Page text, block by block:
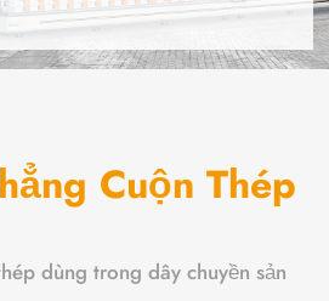
Cuộn Thép
dùng trong dây chuyền sản